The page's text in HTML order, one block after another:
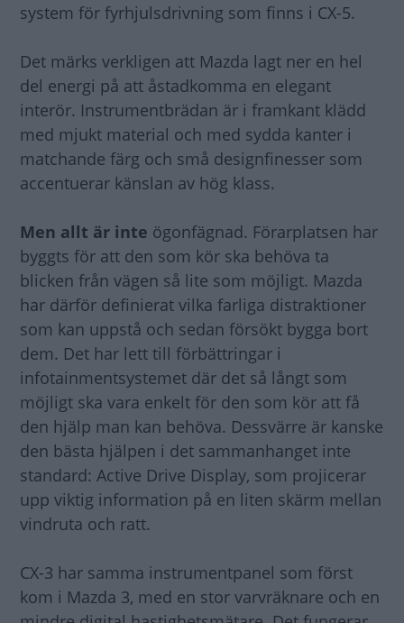
system för fyrhjulsdrivning som finns i CX-5.
Det märks verkligen att Mazda lagt ner en hel
del energi på att åstadkomma en elegant
interör. Instrumentbrädan är i framkant klädd
med mjukt material och med sydda kanter i
matchande färg och små designfinesser som
accentuerar känslan av hög klass.
Men allt är inte ögonfägnad. Förarplatsen har
byggts för att den som kör ska behöva ta
blicken från vägen så lite som möjligt. Mazda
har därför definierat vilka farliga distraktioner
som kan uppstå och sedan försökt bygga bort
dem. Det har lett till förbättringar i
infotainmentsystemet där det så långt som
möjligt ska vara enkelt för den som kör att få
den hjälp man kan behöva. Dessvärre är kanske
den bästa hjälpen i det sammanhanget inte
standard: Active Drive Display, som projicerar
upp viktig information på en liten skärm mellan
vindruta och ratt.
CX-3 har samma instrumentpanel som först
kom i Mazda 3, med en stor varvräknare och en